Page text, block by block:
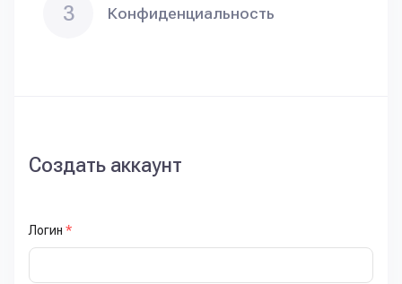
3 Конфиденциальность
Создать аккаунт
Логин *